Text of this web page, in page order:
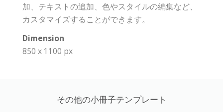
加、テキストの追加、色やスタイルの編集など、
カスタマイズすることができます。
Dimension
850 x 1100 px
その他の小冊子テンプレート